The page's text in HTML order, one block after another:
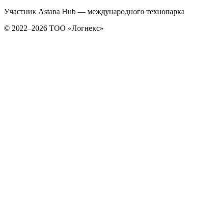
Участник Astana Hub — международного технопарка
© 2022–2026 TОО «Логнекс»